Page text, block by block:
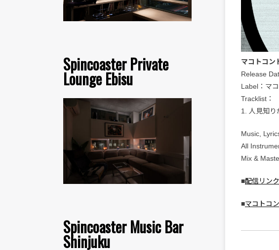
Spincoaster Private
Lounge Ebisu
Spincoaster Music Bar
Shinjuku
マコトコン
Release
Label：マ
Tracklist：
1. 人見知り
Music,
All
Mix &
■配信リンク
■マコトコ